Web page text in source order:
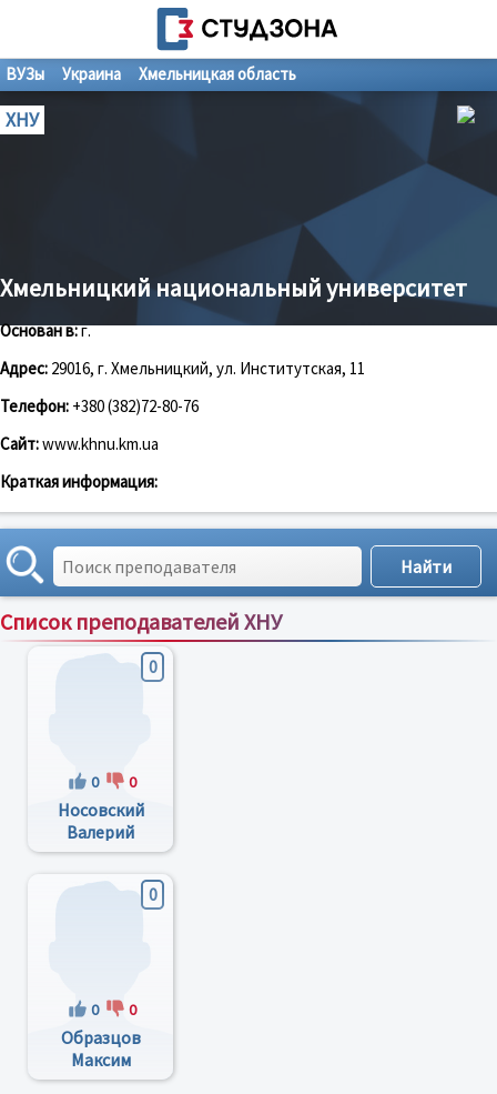
ВУЗы Украина Хмельницкая область
ХНУ
Хмельницкий национальный университет
Основан в:г.
Адрес: 29016, г. Хмельницкий, ул. Институтская, 11
Телефон: +380 (382)72-80-76
Сайт:www.khnu.km.ua
Краткая информация:
Список преподавателей ХНУ
Сортировка по:имени;рейтингу;отзывам
0
0 0
Носовский
Валерий
Борисович
0
0 0
Образцов
Максим
Владимирович